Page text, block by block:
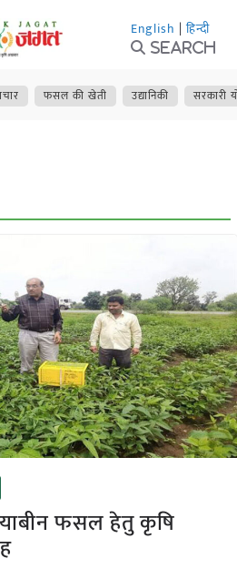
English | हिन्दी
Search
फसल की खेती उद्यानिकी सरकारी
फसल हेतु कृषि